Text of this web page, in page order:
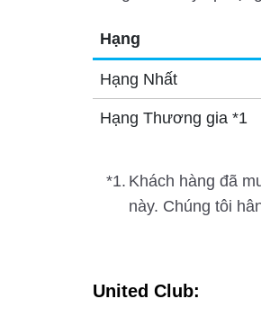
Hạng
Hạng Nhất
Hạng Thương gia *1
*1. Khách hàng đã
này. Chúng tôi
United Club: